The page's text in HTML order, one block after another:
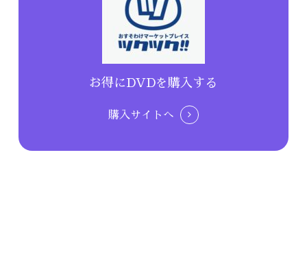
お得にDVDを購入する
購入サイトへ